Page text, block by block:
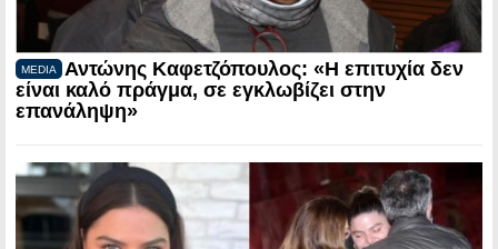
MEDIA
Αντώνης Καφετζόπουλος: «Η επιτυχία δεν
είναι καλό πράγμα, σε εγκλωβίζει στην
επανάληψη»